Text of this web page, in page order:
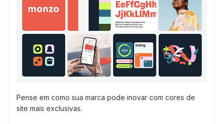
Pense em como sua marca pode inovar com cores de
site mais exclusivas.